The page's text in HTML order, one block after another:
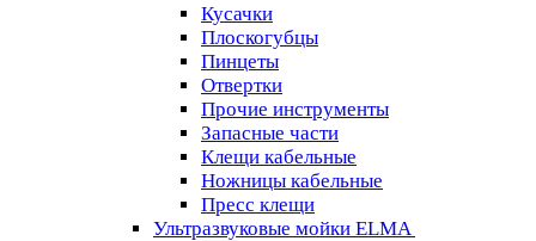
Кусачки
Плоскогубцы
Пинцеты
Отвертки
Прочие инструменты
Запасные части
Клещи кабельные
Ножницы кабельные
Пресс клещи
Ультразвуковые мойки ELMA